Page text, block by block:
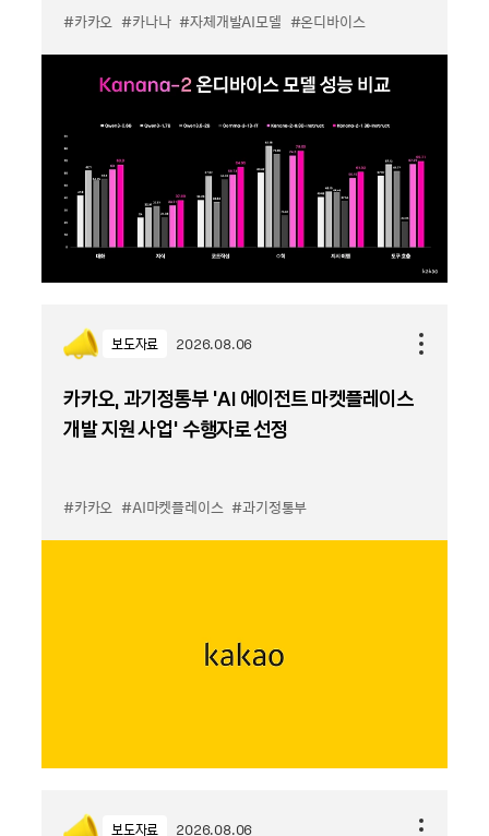
#카카오 #카나나 #자체개발AI모델 #온디바이스
보도자료 2026.08.06
카카오, 과기정통부 ‘AI 에이전트 마켓플레이스
개발 지원 사업’ 수행자로 선정
#카카오 #AI마켓플레이스 #과기정통부
보도자료 2026.08.06